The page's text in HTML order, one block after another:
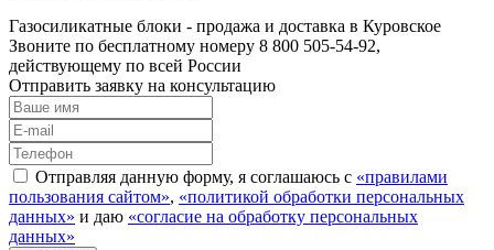
Газосиликатные блоки - продажа и доставка в Куровское
Звоните по бесплатному номеру 8 800 505-54-92,
действующему по всей России
Отправить заявку на консультацию
Отправляя данную форму, я соглашаюсь с «правилами
пользования сайтом», «политикой обработки персональных
данных» и даю «согласие на обработку персональных
данных»